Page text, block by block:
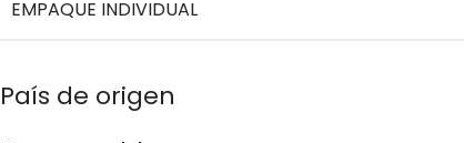
EMPAQUE INDIVIDUAL
País de origen